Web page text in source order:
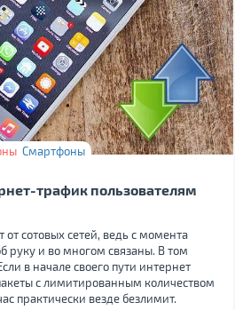
Смартфоны
трафик пользователям
сотовых сетей, ведь с момента
руку и во многом связаны. В том
в начале своего пути интернет
с лимитированным количеством
практически везде безлимит.